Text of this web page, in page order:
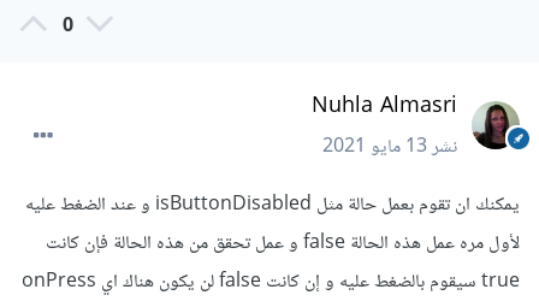
0
Nuhla Almasri
نشر13 مايو 2021
يمكنك ان تقوم بعمل حالة مثل isButtonDisabled و عند الضغط عليه
لأول مره عمل هذه الحالة false و عمل تحقق من هذه الحالة فإن كانت
true سيقوم بالضغط عليه و إن كانت false لن يكون هناك اي onPress